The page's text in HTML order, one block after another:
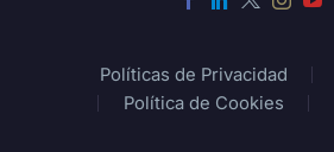
Políticas de Privacidad
Política de Cookies